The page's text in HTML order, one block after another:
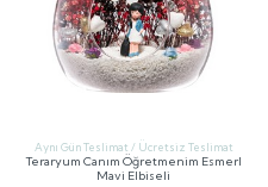
Aynı Gün Teslimat / Ücretsiz Teslimat
Teraryum Canım Öğretmenim Esmerl
Mavi Elbiseli